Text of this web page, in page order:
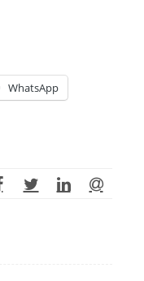
WhatsApp